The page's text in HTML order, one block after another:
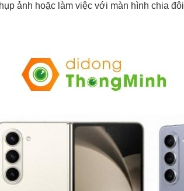
ảnh hoặc làm việc với màn hình chia